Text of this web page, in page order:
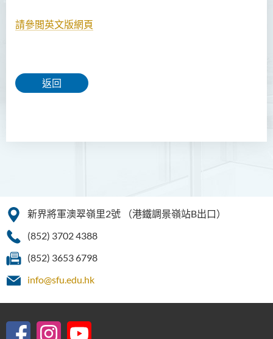
請參閲英文版網頁
返回
新界將軍澳翠嶺里2號
（港鐵調景嶺站B出口）
(852) 3702 4388
(852) 3653 6798
info@sfu.edu.hk